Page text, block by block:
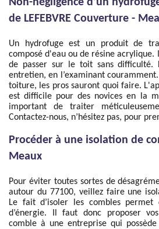
Non-négligence d’un
de LEFEBVRE Couverture -
Un hydrofuge est un produit de
composé d'eau ou de résine
de passer sur le toit sans
entretien, en l’examinant
toiture, les pros sauront quoi faire.
est difficile pour des novices en la
important de traiter
Contactez-nous, n’hésitez pas, pour
Procéder à une isolation de
Meaux
Pour éviter toutes sortes de
autour du 77100, veillez faire une
Le fait d’isoler les combles
d’énergie. Il faut donc proposer
comble à une entreprise qui possède